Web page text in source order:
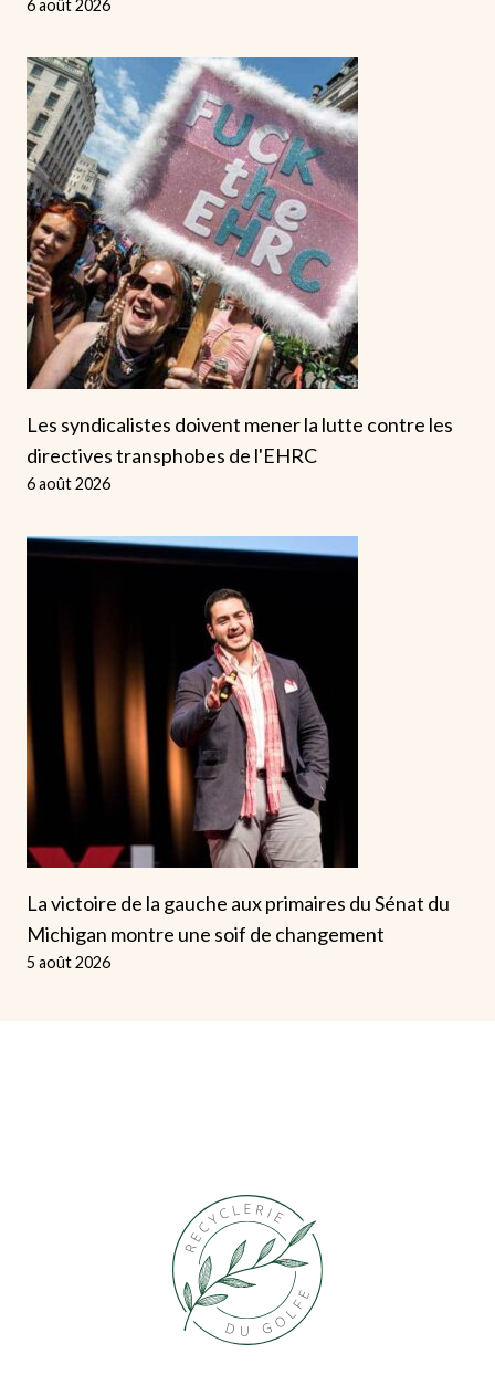
6 août 2026
Les syndicalistes doivent mener la lutte contre les
directives transphobes de l'EHRC
6 août 2026
La victoire de la gauche aux primaires du Sénat du
Michigan montre une soif de changement
5 août 2026